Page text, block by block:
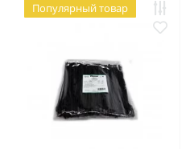
Популярный товар